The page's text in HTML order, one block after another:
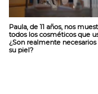
Paula, de 11 años, nos
todos los cosméticos que
¿Son realmente necesarios
su piel?